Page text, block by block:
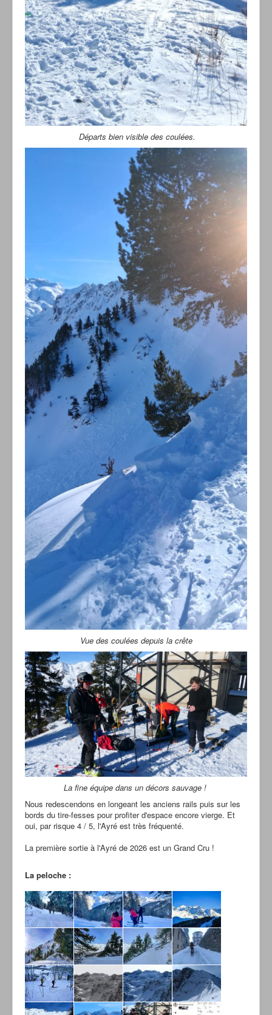
Départs bien visible des coulées.
Vue des coulées depuis la crête
La fine équipe dans un décors sauvage !
Nous redescendons en longeant les anciens rails puis sur les
bords du tire-fesses pour profiter d'espace encore vierge. Et
oui, par risque 4 / 5, l'Ayré est très fréquenté.
La première sortie à l'Ayré de 2026 est un Grand Cru !
La peloche :